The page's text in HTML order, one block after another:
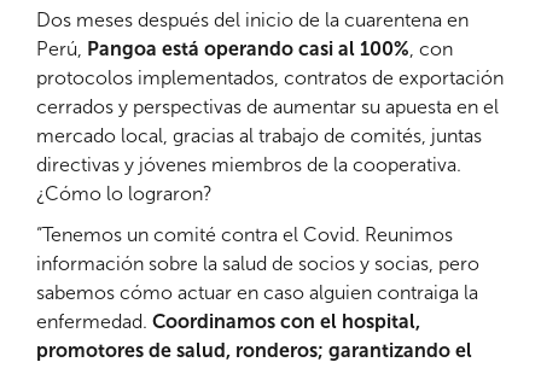
Dos meses después del inicio de la cuarentena en
Perú,
Pangoa está operando casi al 100% , con
protocolos implementados, contratos de exportación
cerrados y perspectivas de aumentar su apuesta en el
mercado local, gracias al trabajo de comités, juntas
directivas y jóvenes miembros de la cooperativa.
¿Cómo lo lograron?
“Tenemos un comité contra el Covid. Reunimos
información sobre la salud de socios y socias, pero
sabemos cómo actuar en caso alguien contraiga la
enfermedad. Coordinamos con el hospital,
promotores de salud, ronderos; garantizando el